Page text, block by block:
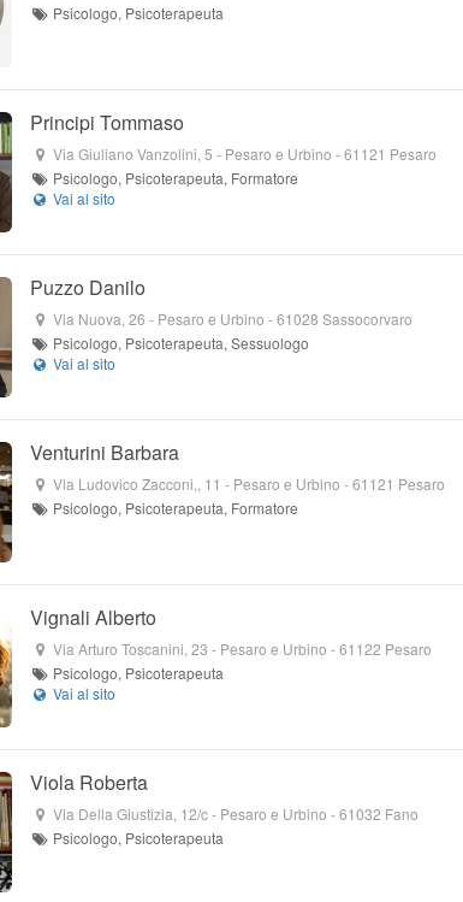
Psicologo, Psicoterapeuta
Principi Tommaso
Via Giuliano Vanzolini, 5 - Pesaro e Urbino -61121 Pesaro
Psicologo, Psicoterapeuta, Formatore
Puzzo Danilo
Via Nuova, 26 - Pesaro e Urbino -61028 Sassocorvaro
Psicologo, Psicoterapeuta, Sessuologo
Venturini Barbara
Via Ludovico Zacconi,, 11 - Pesaro e Urbino -61121 Pesaro
Psicologo, Psicoterapeuta, Formatore
Vignali Alberto
Via Arturo Toscanini, 23 - Pesaro e Urbino -61122 Pesaro
Psicologo, Psicoterapeuta
Viola Roberta
Via Della Giustizia, 12/c- Pesaro e Urbino -61032 Fano
Psicologo, Psicoterapeuta